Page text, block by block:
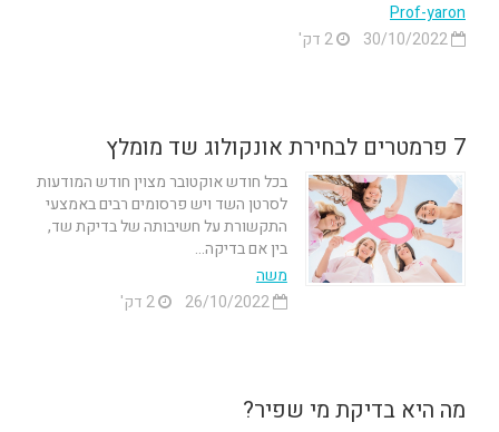
Prof-yaron
7 פרמטרים לבחירת אונקולוג שד מומלץ
בכל חודש אוקטובר מצוין חודש המודעות
לסרטן השד ויש פרסומים רבים באמצעי
התקשורת על חשיבותה של בדיקת שד,
בין אם בדיקה...
משה
26/10/2022
2 דק'
מה היא בדיקת מי שפיר?